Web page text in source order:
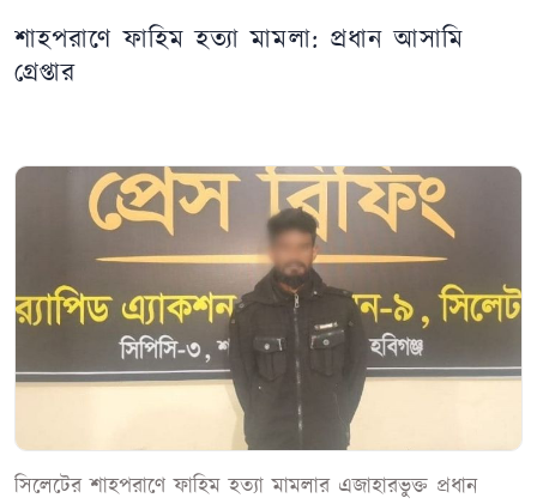
শাহপরাণে ফাহিম হত্যা মামলা: প্রধান আসামি
গ্রেপ্তার
সিলেটের শাহপরাণে ফাহিম হত্যা মামলার এজাহারভুক্ত প্রধান